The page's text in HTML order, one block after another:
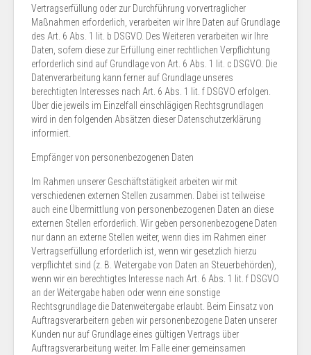
Vertragserfüllung oder zur Durchführung vorvertraglicher
Maßnahmen erforderlich, verarbeiten wir Ihre Daten auf Grundlage
des Art. 6 Abs. 1 lit. b DSGVO. Des Weiteren verarbeiten wir Ihre
Daten, sofern diese zur Erfüllung einer rechtlichen Verpflichtung
erforderlich sind auf Grundlage von Art. 6 Abs. 1 lit. c DSGVO. Die
Datenverarbeitung kann ferner auf Grundlage unseres
berechtigten Interesses nach Art. 6 Abs. 1 lit. f DSGVO erfolgen.
Über die jeweils im Einzelfall einschlägigen Rechtsgrundlagen
wird in den folgenden Absätzen dieser Datenschutzerklärung
informiert.
Empfänger von personenbezogenen Daten
Im Rahmen unserer Geschäftstätigkeit arbeiten wir mit
verschiedenen externen Stellen zusammen. Dabei ist teilweise
auch eine Übermittlung von personenbezogenen Daten an diese
externen Stellen erforderlich. Wir geben personenbezogene Daten
nur dann an externe Stellen weiter, wenn dies im Rahmen einer
Vertragserfüllung erforderlich ist, wenn wir gesetzlich hierzu
verpflichtet sind (z. B. Weitergabe von Daten an Steuerbehörden),
wenn wir ein berechtigtes Interesse nach Art. 6 Abs. 1 lit. f DSGVO
an der Weitergabe haben oder wenn eine sonstige
Rechtsgrundlage die Datenweitergabe erlaubt. Beim Einsatz von
Auftragsverarbeitern geben wir personenbezogene Daten unserer
Kunden nur auf Grundlage eines gültigen Vertrags über
Auftragsverarbeitung weiter. Im Falle einer gemeinsamen